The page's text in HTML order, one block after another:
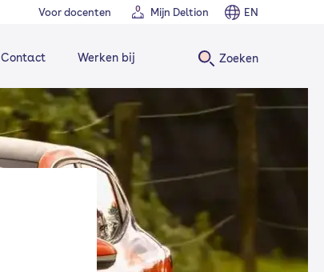
Voor docenten Mijn Deltion EN
Contact Werken bij Zoeken